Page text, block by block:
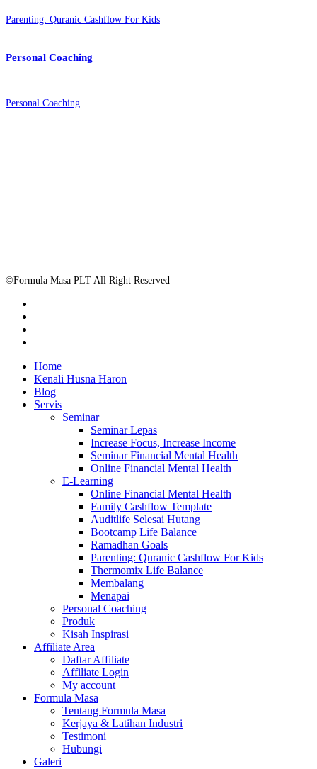
Parenting: Quranic Cashflow For Kids
Personal Coaching
Personal Coaching
©Formula Masa PLT All Right Reserved
Close
Menu
Home
Kenali Husna Haron
Blog
Servis
Seminar
Seminar Lepas
Increase Focus, Increase Income
Seminar Financial Mental Health
Online Financial Mental Health
E-Learning
Online Financial Mental Health
Family Cashflow Template
Auditlife Selesai Hutang
Bootcamp Life Balance
Ramadhan Goals
Parenting: Quranic Cashflow For Kids
Thermomix Life Balance
Membalang
Menapai
Personal Coaching
Produk
Kisah Inspirasi
Affiliate Area
Daftar Affiliate
Affiliate Login
My account
Formula Masa
Tentang Formula Masa
Kerjaya & Latihan Industri
Testimoni
Hubungi
Galeri